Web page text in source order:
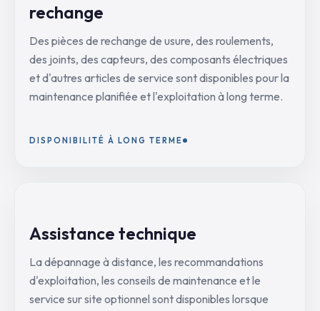
rechange
Des pièces de rechange de usure, des roulements,
des joints, des capteurs, des composants électriques
et d'autres articles de service sont disponibles pour la
maintenance planifiée et l'exploitation à long terme.
DISPONIBILITÉ À LONG TERME
Assistance technique
La dépannage à distance, les recommandations
d'exploitation, les conseils de maintenance et le
service sur site optionnel sont disponibles lorsque